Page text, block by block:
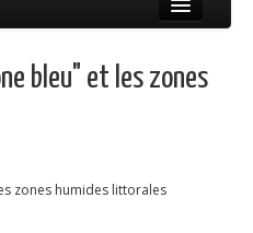
bleu" et les zones
zones humides littorales